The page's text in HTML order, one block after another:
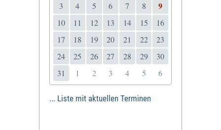
3
4 5 6 7 8 9
10 11 12 13 14 15
16
17
18 19 20 21 22
23
24
25 26 27 28 29
30
31
1 2 3 4 5 6
... Liste mit aktuellen Terminen